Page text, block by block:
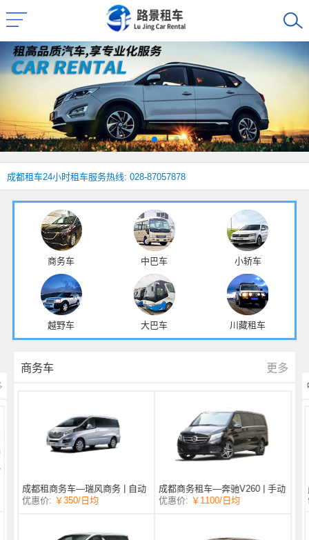
成都租车24小时租车服务热线: 028-87057878
商务车 中巴车 小轿车
越野车 大巴车 川藏租车
商务车 更多
成都租商务车—瑞风商务 | 自动
挡 | 7座
优惠价: ￥350/日均
成都商务租车—奔驰V260 | 手动
挡 |
优惠价: ￥1100/日均